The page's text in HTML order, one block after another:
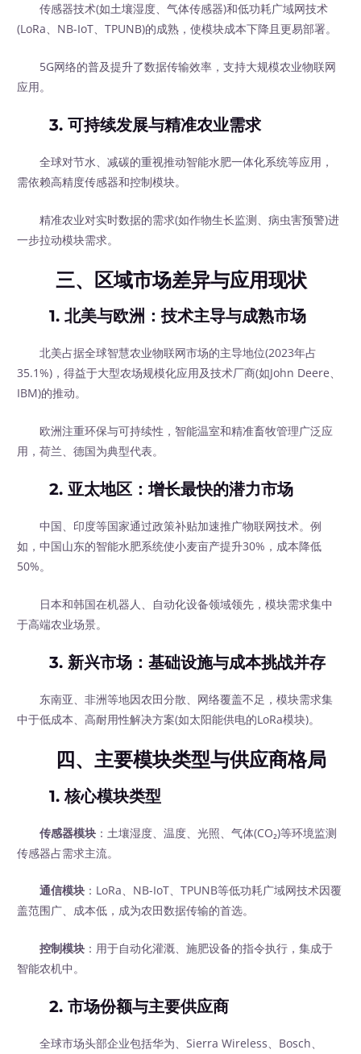
传感器技术(如土壤湿度、气体传感器)和低功耗广域网技术
(LoRa、NB-IoT、TPUNB)的成熟，使模块成本下降且更易部署。
5G网络的普及提升了数据传输效率，支持大规模农业物联网
应用。
3.可持续发展与精准农业需求
全球对节水、减碳的重视推动智能水肥一体化系统等应用，
需依赖高精度传感器和控制模块。
精准农业对实时数据的需求(如作物生长监测、病虫害预警)进
一步拉动模块需求。
三、区域市场差异与应用现状
1.北美与欧洲：技术主导与成熟市场
北美占据全球智慧农业物联网市场的主导地位(2023年占
35.1%)，得益于大型农场规模化应用及技术厂商(如John Deere、
IBM)的推动。
欧洲注重环保与可持续性，智能温室和精准畜牧管理广泛应
用，荷兰、德国为典型代表。
2.亚太地区：增长最快的潜力市场
中国、印度等国家通过政策补贴加速推广物联网技术。例
如，中国山东的智能水肥系统使小麦亩产提升30%，成本降低
50%。
日本和韩国在机器人、自动化设备领域领先，模块需求集中
于高端农业场景。
3.新兴市场：基础设施与成本挑战并存
东南亚、非洲等地因农田分散、网络覆盖不足，模块需求集
中于低成本、高耐用性解决方案(如太阳能供电的LoRa模块)。
四、主要模块类型与供应商格局
1.核心模块类型
传感器模块 ：土壤湿度、温度、光照、气体(CO₂)等环境监测
传感器占需求主流。
通信模块 ：LoRa、NB-IoT、TPUNB等低功耗广域网技术因覆
盖范围广、成本低，成为农田数据传输的首选。
控制模块 ：用于自动化灌溉、施肥设备的指令执行，集成于
智能农机中。
2.市场份额与主要供应商
全球市场头部企业包括华为、Sierra Wireless、Bosch、